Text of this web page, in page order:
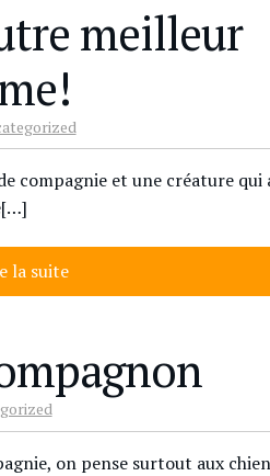
meilleur
compagnie et une créature qui
la suite
on pense surtout aux